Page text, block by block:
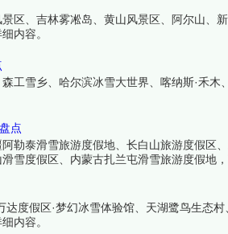
区、吉林雾凇岛、黄山风景区、阿尔山、
内容。
工雪乡、哈尔滨冰雪大世界、喀纳斯·禾木
点
勒泰滑雪旅游度假地、长白山旅游度假区
雪度假区、内蒙古扎兰屯滑雪旅游度假地，
度假区·梦幻冰雪体验馆、天湖鹭鸟生态
内容。